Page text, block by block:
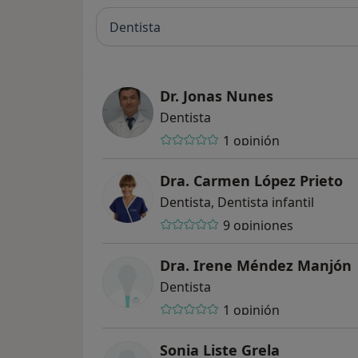
Entendemos que cada paciente de ser
nuestro equipo le dedica el tiempo
aplicación del tratamiento.
Clínica.
En nuestro espacio web podrá conocer
profesionales y las instalaciones.También
usted disponga de una mayor
sobre problemas bucodentales, su
Dentista
Dr. Jonas Nunes
Dentista
1 opinión
Dra. Carmen López Prieto
Dentista, Dentista infantil
9 opiniones
Dra. Irene Méndez Manjón
Dentista
1 opinión
Sonia Liste Grela